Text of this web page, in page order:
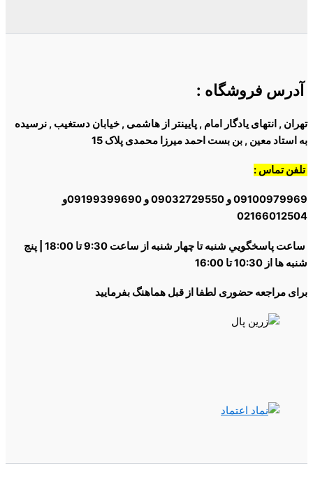
آدرس فروشگاه :
تهران , انتهای یادگار امام , پایینتر از هاشمی , خیابان دستغیب , نرسیده
به استاد معین , بن بست احمد میرزا محمدی پلاک 15
تلفن تماس :
09100979969 و 09032729550 و 09199399690و
02166012504
ساعت پاسخگويي شنبه تا چهار شنبه از ساعت 9:30 تا 18:00 | پنج
شنبه ها از 10:30 تا 16:00
برای مراجعه حضوری لطفا از قبل هماهنگ بفرمایید